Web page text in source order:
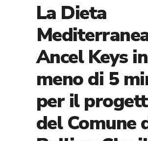
La Dieta
Ancel Keys in
meno di 5
per il
del Comune